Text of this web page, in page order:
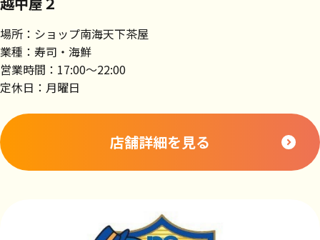
場所：ショップ南海天下茶屋
業種：寿司・海鮮
営業時間：17:00～22:00
定休日：月曜日
店舗詳細を見る